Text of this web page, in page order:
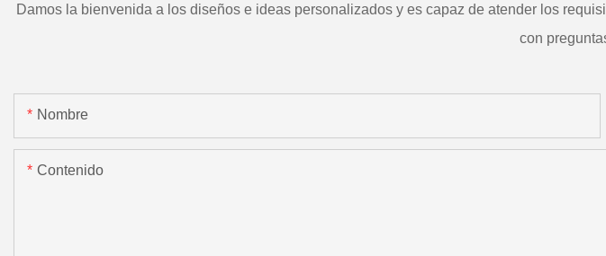
Damos la bienvenida a los diseños e ideas personalizados y es capaz de atender los
con
Nombre
Contenido